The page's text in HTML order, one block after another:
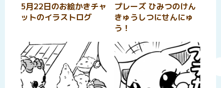
5月22日のお絵かきチャ
ットのイラストログ
プレーズ ひみつのけん
きゅうしつにせんにゅ
う！